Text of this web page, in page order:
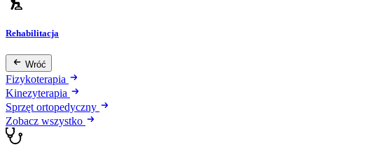
Rehabilitacja
Wróć
Fizykoterapia
Kinezyterapia
Sprzęt ortopedyczny
Zobacz wszystko